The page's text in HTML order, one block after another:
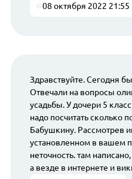
08 октября 2022 21:55
Здравствуйте. Сегодня
Отвечали на вопросы
усадьбы. У дочери 5
надо посчитать сколько
Бабушкину. Рассмотрев
установленном в вашем
неточность. там
а везде в интернете и